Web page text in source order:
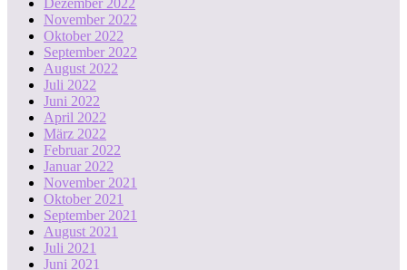
Dezember 2022
November 2022
Oktober 2022
September 2022
August 2022
Juli 2022
Juni 2022
April 2022
März 2022
Februar 2022
Januar 2022
November 2021
Oktober 2021
September 2021
August 2021
Juli 2021
Juni 2021